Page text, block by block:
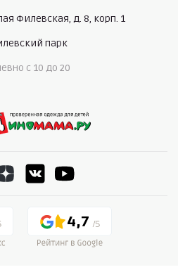
Филевская, д. 8, корп. 1
парк
c 10 до 20
4,7